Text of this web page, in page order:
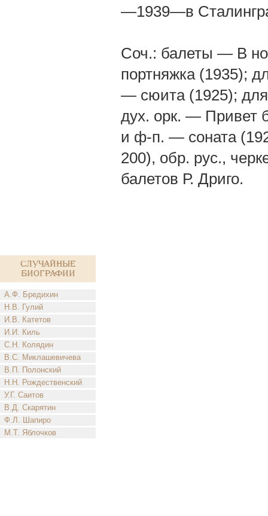
Случайные
биографии
А.Ф. Бредихин
Н.В. Гулий
И.В. Катетов
И.И. Киль
С.Н. Колядин
В.С. Миклашевичева
В.П. Полонский
Н.Н. Рождественский
У.Г. Саитов
В.Д. Скарятин
Ф.Л. Шапиро
М.Т. Яблочков
—1939—в
Соч.: балеты — В
портняжка (1935);
— сюита (1925);
дух. орк. — Привет
и ф-п. — соната
200), обр. рус.,
балетов Р. Дриго.